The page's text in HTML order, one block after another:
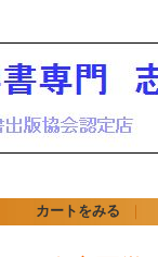
カートをみる